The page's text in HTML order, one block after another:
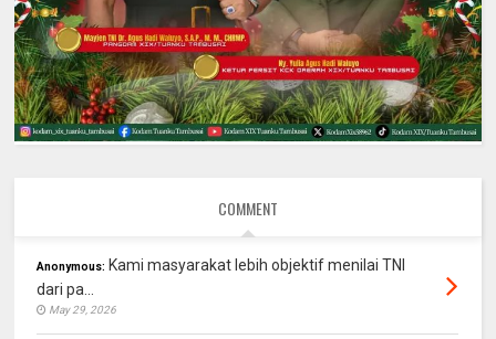
COMMENT
Anonymous: Kami masyarakat lebih objektif menilai TNI
dari pa...
May 29, 2026